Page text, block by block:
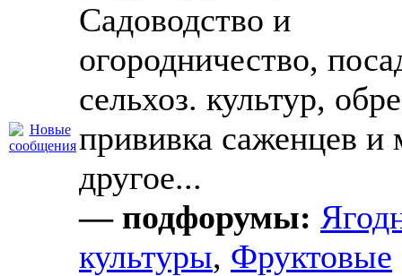
Садоводство и
огородничество,
сельхоз. культур,
прививка саженцев и
другое...
— подфорумы:
культуры, Фруктовые